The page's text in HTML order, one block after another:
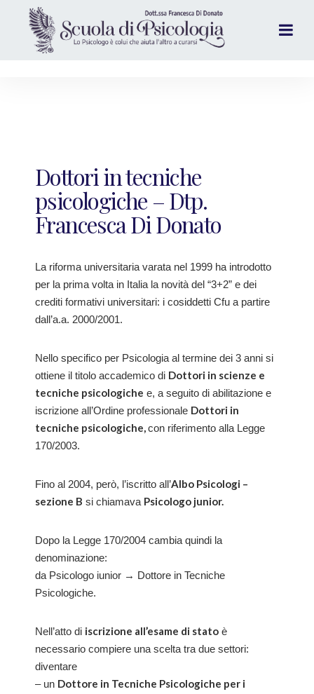
Dottori in tecniche
psicologiche – Dtp.
Francesca Di Donato
La riforma universitaria varata nel 1999 ha introdotto
per la prima volta in Italia la novità del “3+2” e dei
crediti formativi universitari: i cosiddetti Cfu a partire
dall’a.a. 2000/2001.
Nello specifico per Psicologia al termine dei 3 anni si
ottiene il titolo accademico di Dottori in scienze e
tecniche psicologiche e, a seguito di abilitazione e
iscrizione all’Ordine professionale Dottori in
tecniche psicologiche,con riferimento alla Legge
170/2003.
Fino al 2004, però, l’iscritto all’Albo Psicologi –
sezione B si chiamava Psicologo junior.
Dopo la Legge 170/2004 cambia quindi la
denominazione:
da Psicologo iunior → Dottore in Tecniche
Psicologiche.
Nell’atto di iscrizione all’esame di stato è
necessario compiere una scelta tra due settori:
diventare
– un Dottore in Tecniche Psicologiche per i